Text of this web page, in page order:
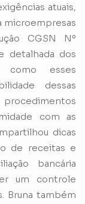
atuais,
microempresas
CGSN Nº
detalhada dos
como esses
dessas
com as
dicas
de receitas e
bancária
um controle
Bruna também